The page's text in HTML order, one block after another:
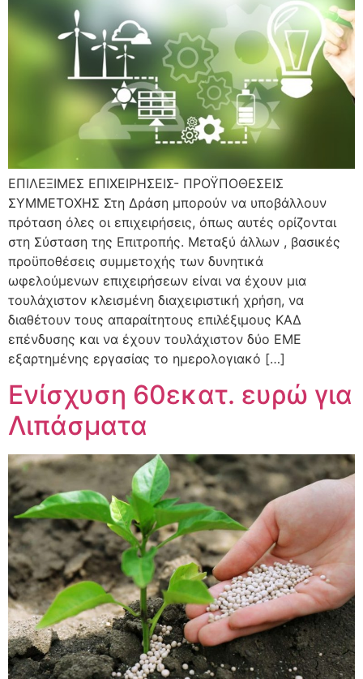
ΕΠΙΛΕΞΙΜΕΣ ΕΠΙΧΕΙΡΗΣΕΙΣ- ΠΡΟΫΠΟΘΕΣΕΙΣ
ΣΥΜΜΕΤΟΧΗΣ Στη Δράση μπορούν να υποβάλλουν
πρόταση όλες οι επιχειρήσεις, όπως αυτές ορίζονται
στη Σύσταση της Επιτροπής. Μεταξύ άλλων , βασικές
προϋποθέσεις συμμετοχής των δυνητικά
ωφελούμενων επιχειρήσεων είναι να έχουν μια
τουλάχιστον κλεισμένη διαχειριστική χρήση, να
διαθέτουν τους απαραίτητους επιλέξιμους ΚΑΔ
επένδυσης και να έχουν τουλάχιστον δύο ΕΜΕ
εξαρτημένης εργασίας το ημερολογιακό […]
Ενίσχυση 60εκατ. ευρώ για
Λιπάσματα